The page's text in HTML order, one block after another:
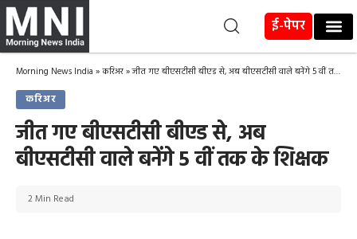
ई-पेपर
Morning News India »करिअर»जीत गए बीएसटीसी बीएड से, अब बीएसटीसी वाले बनेंगे 5 वीं तक के शिक्षक
करिअर
जीत गए बीएसटीसी बीएड से, अब
बीएसटीसी वाले बनेंगे 5 वीं तक के शिक्षक
2 Min Read